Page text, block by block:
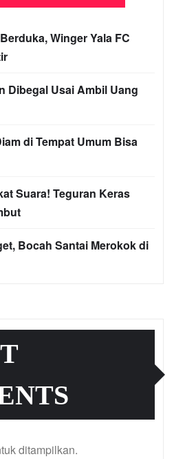
Winger Yala FC
Dibegal Usai Ambil Uang
di Tempat Umum Bisa
Suara! Teguran Keras
Bocah Santai Merokok di
ditampilkan.